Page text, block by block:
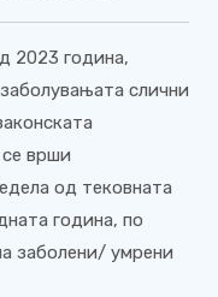
2023 година,
слични
се врши
од тековната
година, по
заболени/ умрени